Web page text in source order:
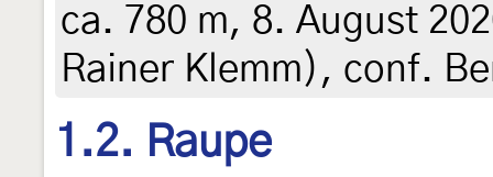
ca. 780 m, 8. August
Rainer Klemm), conf.
1.2. Raupe